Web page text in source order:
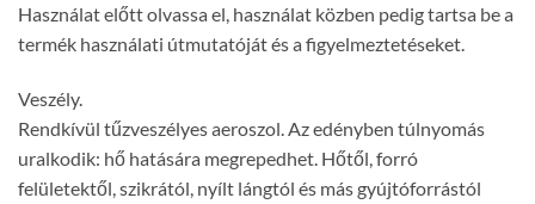
Használat előtt olvassa el, használat közben pedig tartsa be a
termék használati útmutatóját és a figyelmeztetéseket.
Veszély.
Rendkívül tűzveszélyes aeroszol. Az edényben túlnyomás
uralkodik: hő hatására megrepedhet. Hőtől, forró
felületektől, szikrától, nyílt lángtól és más gyújtóforrástól